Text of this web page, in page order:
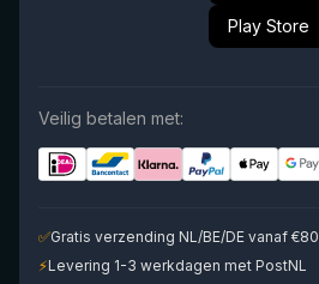
Play Store
Veilig betalen met:
✅Gratis verzending NL/BE/DE vanaf
⚡Levering 1-3 werkdagen met PostNL